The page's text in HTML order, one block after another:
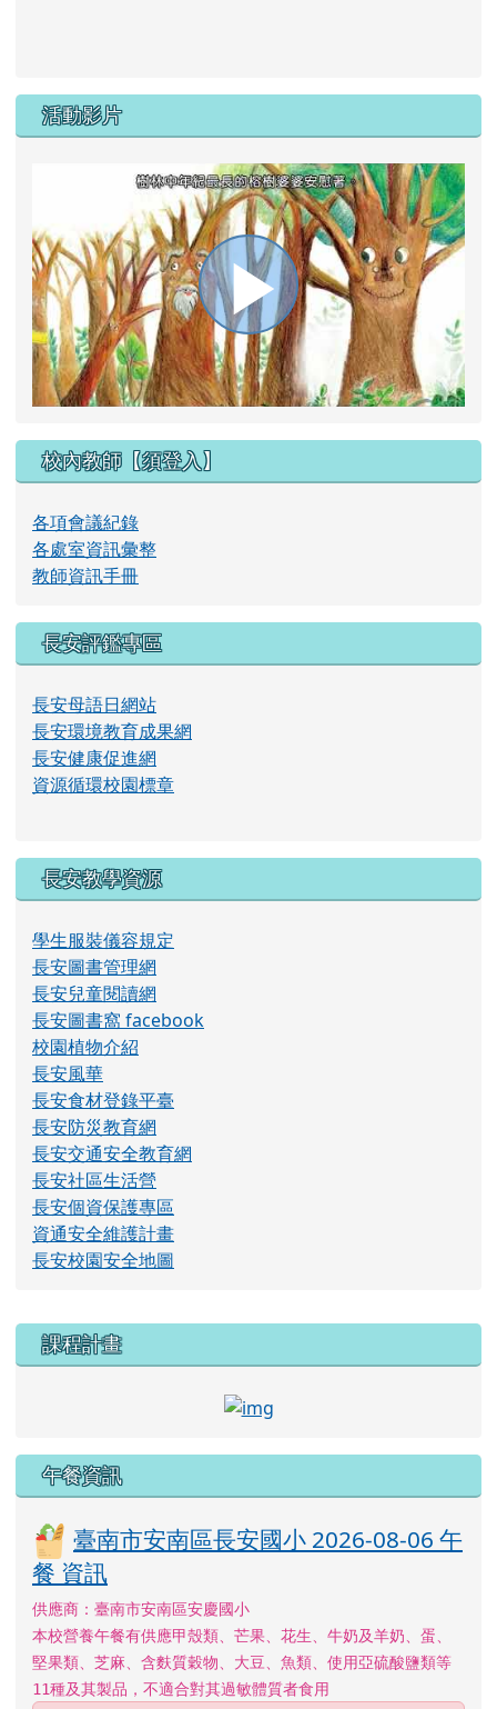
活動影片
播
放
片
校內教師【須登入】
各項會議紀錄
各處室資訊彙整
教師資訊手冊
長安評鑑專區
長安母語日網站
長安環境教育成果網
長安健康促進網
資源循環校園標章
長安教學資源
學生服裝儀容規定
長安圖書管理網
長安兒童閱讀網
長安圖書窩 facebook
校園植物介紹
長安風華
長安食材登錄平臺
長安防災教育網
長安交通安全教育網
長安社區生活營
長安個資保護專區
資通安全維護計畫
長安校園安全地圖
右邊區域內容
課程計畫
link to http://
午餐資訊
臺南市安南區長安國小 2026-08-06 午
餐 資訊
供應商：臺南市安南區安慶國小
本校營養午餐有供應甲殼類、芒果、花生、牛奶及羊奶、蛋、
堅果類、芝麻、含麩質穀物、大豆、魚類、使用亞硫酸鹽類等
11種及其製品，不適合對其過敏體質者食用